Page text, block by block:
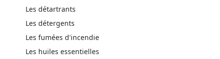
Les détartrants
Les détergents
Les fumées d'incendie
Les huiles essentielles